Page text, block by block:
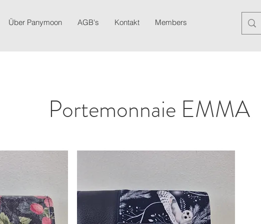
Über Panymoon AGB's Kontakt Members
Portemonnaie EMMA